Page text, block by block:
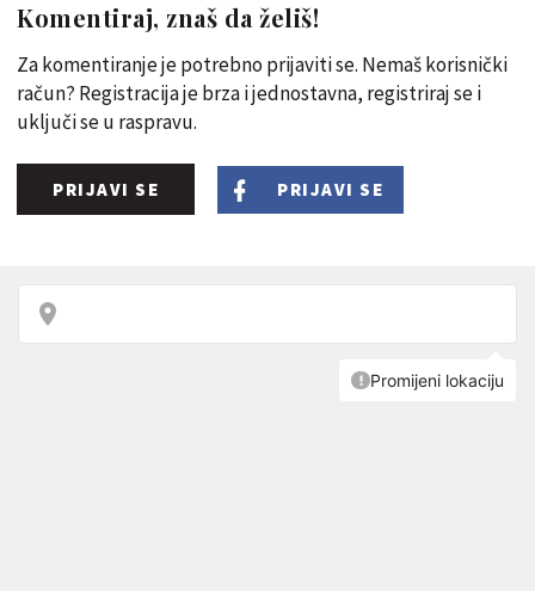
Komentiraj, znaš da želiš!
Za komentiranje je potrebno prijaviti se. Nemaš korisnički
račun? Registracija je brza i jednostavna, registriraj se i
uključi se u raspravu.
PRIJAVI SE PRIJAVI SE